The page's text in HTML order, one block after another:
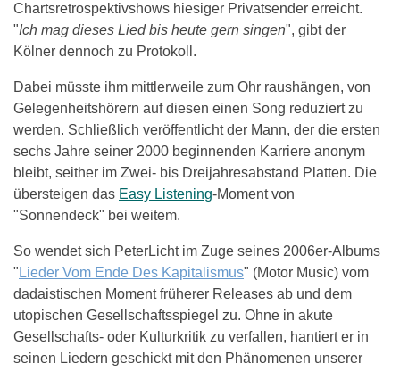
Chartsretrospektivshows hiesiger Privatsender erreicht.
"Ich mag dieses Lied bis heute gern singen", gibt der
Kölner dennoch zu Protokoll.
Dabei müsste ihm mittlerweile zum Ohr raushängen, von
Gelegenheitshörern auf diesen einen Song reduziert zu
werden. Schließlich veröffentlicht der Mann, der die ersten
sechs Jahre seiner 2000 beginnenden Karriere anonym
bleibt, seither im Zwei- bis Dreijahresabstand Platten. Die
übersteigen das Easy Listening-Moment von
"Sonnendeck" bei weitem.
So wendet sich PeterLicht im Zuge seines 2006er-Albums
" Lieder Vom Ende Des Kapitalismus" (Motor Music) vom
dadaistischen Moment früherer Releases ab und dem
utopischen Gesellschaftsspiegel zu. Ohne in akute
Gesellschafts- oder Kulturkritik zu verfallen, hantiert er in
seinen Liedern geschickt mit den Phänomenen unserer